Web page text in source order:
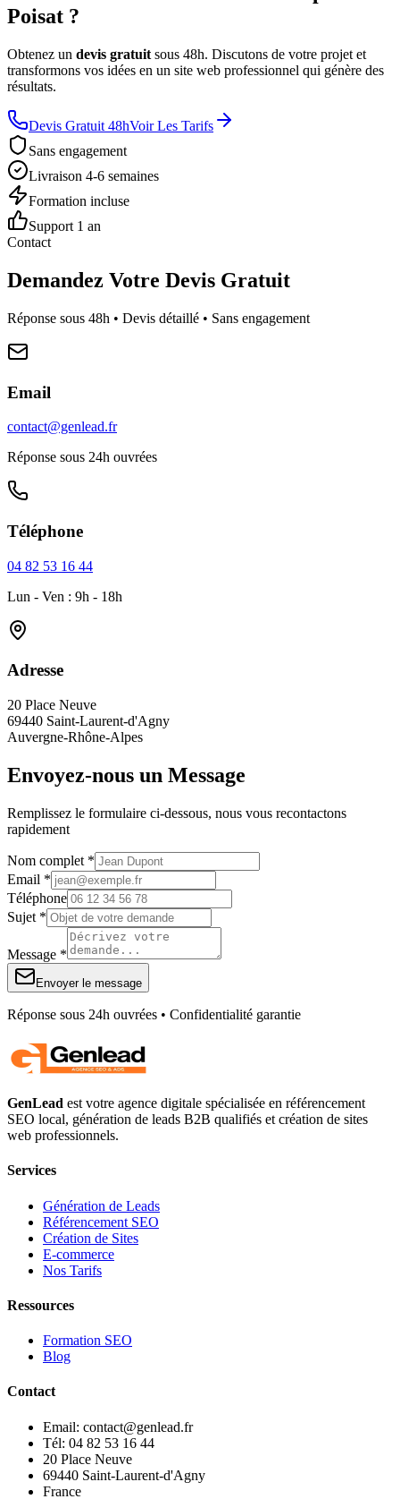
Poisat ?
Obtenez un devis gratuit sous 48h. Discutons de votre projet et
transformons vos idées en un site web professionnel qui génère des
résultats.
Devis Gratuit 48hVoir Les Tarifs
Sans engagement
Livraison 4-6 semaines
Formation incluse
Support 1 an
Contact
Demandez Votre Devis Gratuit
Réponse sous 48h • Devis détaillé • Sans engagement
Email
contact@genlead.fr
Réponse sous 24h ouvrées
Téléphone
04 82 53 16 44
Lun - Ven : 9h - 18h
Adresse
20 Place Neuve
69440 Saint-Laurent-d'Agny
Auvergne-Rhône-Alpes
Envoyez-nous un Message
Remplissez le formulaire ci-dessous, nous vous recontactons
rapidement
Nom complet *
Email *
Téléphone
Sujet *
Message *
Envoyer le message
Réponse sous 24h ouvrées • Confidentialité garantie
GenLead est votre agence digitale spécialisée en référencement
SEO local, génération de leads B2B qualifiés et création de sites
web professionnels.
Services
Génération de Leads
Référencement SEO
Création de Sites
E-commerce
Nos Tarifs
Ressources
Formation SEO
Blog
Contact
Email: contact@genlead.fr
Tél: 04 82 53 16 44
20 Place Neuve
69440 Saint-Laurent-d'Agny
France